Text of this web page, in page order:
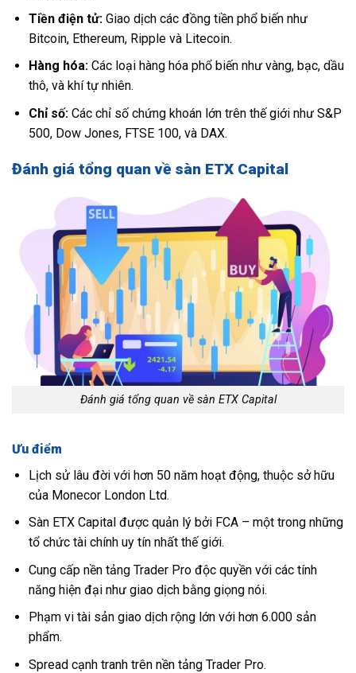
Tiền điện tử: Giao dịch các đồng tiền phổ biến như
Bitcoin, Ethereum, Ripple và Litecoin.
Hàng hóa: Các loại hàng hóa phổ biến như vàng, bạc, dầu
thô, và khí tự nhiên.
Chỉ số: Các chỉ số chứng khoán lớn trên thế giới như S&P
500, Dow Jones, FTSE 100, và DAX.
Đánh giá tổng quan về sàn ETX Capital
Đánh giá tổng quan về sàn ETX Capital
Ưu điểm
Lịch sử lâu đời với hơn 50 năm hoạt động, thuộc sở hữu
của Monecor London Ltd.
Sàn ETX Capital được quản lý bởi FCA – một trong những
tổ chức tài chính uy tín nhất thế giới.
Cung cấp nền tảng Trader Pro độc quyền với các tính
năng hiện đại như giao dịch bằng giọng nói.
Phạm vi tài sản giao dịch rộng lớn với hơn 6.000 sản
phẩm.
Spread cạnh tranh trên nền tảng Trader Pro.